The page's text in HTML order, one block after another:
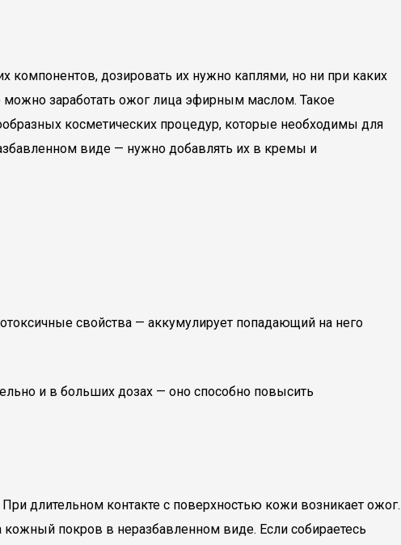
компонентов, дозировать их нужно каплями, но ни при каких
заработать ожог лица эфирным маслом. Такое
косметических процедур, которые необходимы для
виде — нужно добавлять их в кремы и
свойства — аккумулирует попадающий на него
и в больших дозах — оно способно повысить
длительном контакте с поверхностью кожи возникает ожог.
покров в неразбавленном виде. Если собираетесь